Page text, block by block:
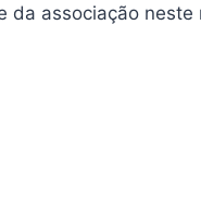
da associação neste